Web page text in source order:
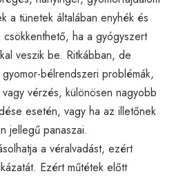
a tünetek általában enyhék és
ha a gyógyszert
veszik be. Ritkábban, de
bélrendszeri problémák,
vérzés, különösen nagyobb
esetén, vagy ha az illetőnek
jellegű panaszai.
a véralvadást, ezért
Ezért műtétek előtt